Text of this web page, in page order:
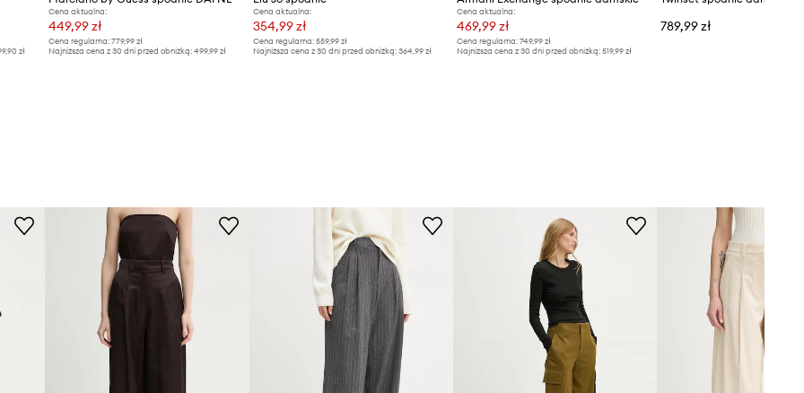
zł
Cena aktualna:
449,99 zł
Cena regularna: 779,99 zł
Najniższa cena z 30 dni przed obniżką: 499,99 zł
Cena aktualna:
354,99 zł
Cena regularna: 559,99 zł
Najniższa cena z 30 dni przed obniżką: 364,99 zł
Cena aktualna:
469,99 zł
Cena regularna:749,99 zł
Najniższa cena z 30 dni przed obniżką:519,99 zł
789,99 zł